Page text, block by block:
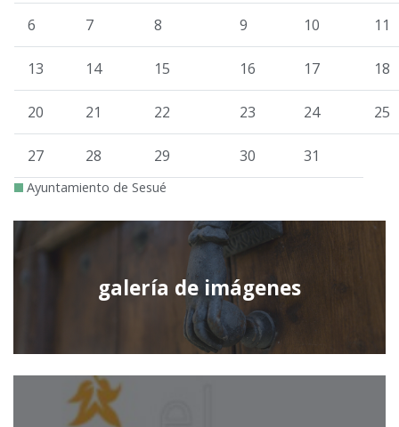
6 7 8 9 10 11
13 14 15 16 17 18
20 21 22 23 24 25
27 28 29 30 31
Ayuntamiento de Sesué
galería de imágenes